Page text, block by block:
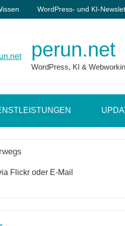
WordPress- und KI-
perun.net
WordPress, KI &
Flickr oder E-Mail